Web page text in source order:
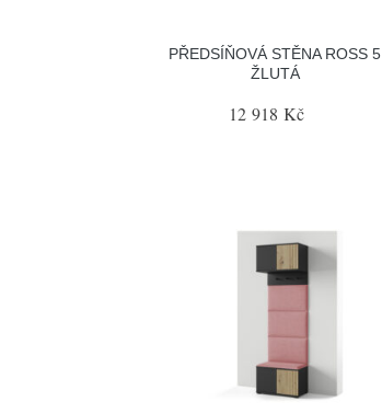
PŘEDSÍŇOVÁ STĚNA ROSS 5
ŽLUTÁ
12 918 Kč